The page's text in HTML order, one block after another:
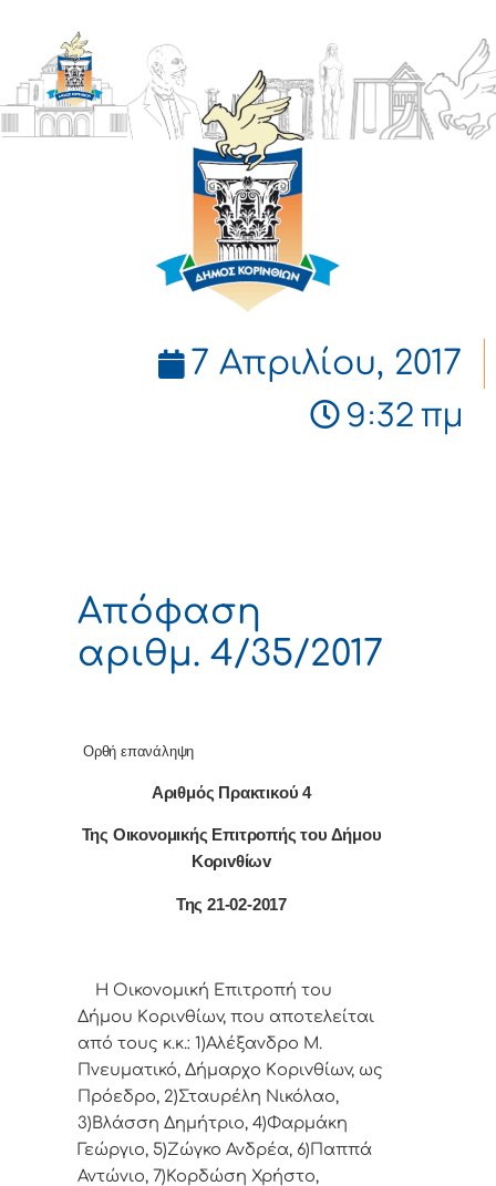
ΔΗΜΟΣ
ΚΟΡΙΝΘΙΩΝ
7 Απριλίου, 2017
9:32 πμ
Απόφαση
αριθμ. 4/35/2017
Ορθή επανάληψη
Αριθμός Πρακτικού 4
Της Οικονομικής Επιτρoπής τoυ Δήμoυ
Κoριvθίωv
Της 21-02-2017
Η Οικονομική Επιτρoπή τoυ
Δήμoυ Κoριvθίωv, πoυ απoτελείται
από τoυς κ.κ.: 1)Αλέξανδρο Μ.
Πνευματικό, Δήμαρχo Κoριvθίωv, ως
Πρόεδρo, 2)Σταυρέλη Νικόλαο,
3)Βλάσση Δημήτριο, 4)Φαρμάκη
Γεώργιο, 5)Ζώγκο Ανδρέα, 6)Παππά
Αντώνιο, 7)Κορδώση Χρήστο,